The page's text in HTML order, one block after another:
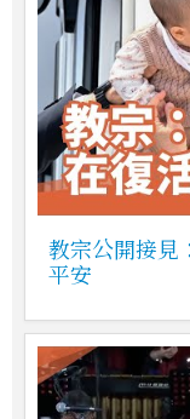
教宗公開接見
平安